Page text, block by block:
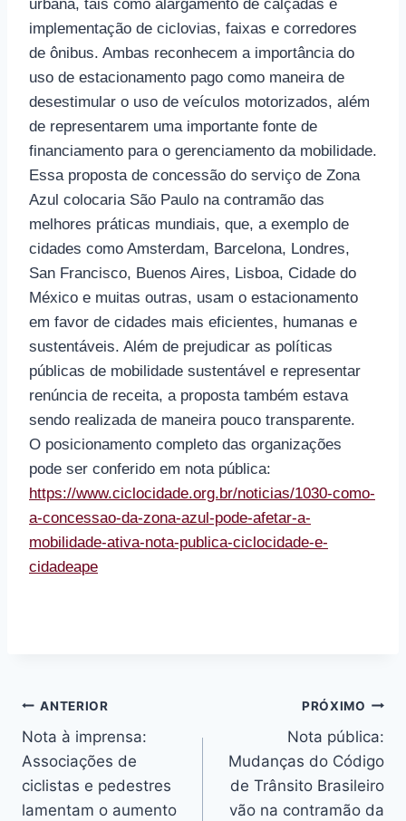
urbana, tais como alargamento de calçadas e
implementação de ciclovias, faixas e corredores
de ônibus. Ambas reconhecem a importância do
uso de estacionamento pago como maneira de
desestimular o uso de veículos motorizados, além
de representarem uma importante fonte de
financiamento para o gerenciamento da mobilidade.
Essa proposta de concessão do serviço de Zona
Azul colocaria São Paulo na contramão das
melhores práticas mundiais, que, a exemplo de
cidades como Amsterdam, Barcelona, Londres,
San Francisco, Buenos Aires, Lisboa, Cidade do
México e muitas outras, usam o estacionamento
em favor de cidades mais eficientes, humanas e
sustentáveis. Além de prejudicar as políticas
públicas de mobilidade sustentável e representar
renúncia de receita, a proposta também estava
sendo realizada de maneira pouco transparente.
O posicionamento completo das organizações
pode ser conferido em nota pública:
https://www.ciclocidade.org.br/noticias/1030-como-
a-concessao-da-zona-azul-pode-afetar-a-
mobilidade-ativa-nota-publica-ciclocidade-e-
cidadeape
Navegação
de
Post
ANTERIOR
Nota à imprensa:
Associações de
ciclistas e pedestres
lamentam o aumento
PRÓXIMO
Nota pública:
Mudanças do Código
de Trânsito Brasileiro
vão na contramão da